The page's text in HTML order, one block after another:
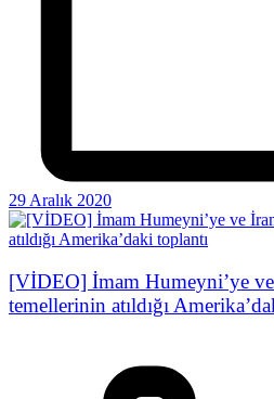
29 Aralık 2020
[VİDEO] İmam Humeyni’ye ve
temellerinin atıldığı